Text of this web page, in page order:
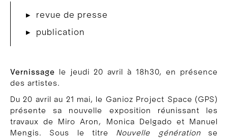
▸ revue de presse
▸ publication
Vernissage le jeudi 20 avril à 18h30, en présence
des artistes.
Du 20 avril au 21 mai, le Ganioz Project Space (GPS)
présente sa nouvelle exposition réunissant les
travaux de Miro Aron, Monica Delgado et Manuel
Mengis. Sous le titre Nouvelle générationse